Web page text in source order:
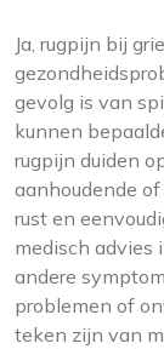
Ja, rugpijn bij
gevolg is van
kunnen
rugpijn duiden
aanhoudende
rust en
medisch advies
andere
problemen of
teken zijn van